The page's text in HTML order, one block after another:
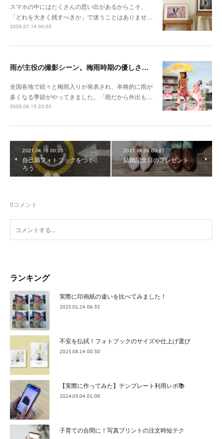
スマホの中にはたくさんの思い出があるからこそ、
「どれを大きく残すべきか」で迷うことはありませ…
2026.07.14 00:05
雨が主役の撮影シーン。梅雨時期の優しさを切り取る撮影テクニック
全国各地で続々と梅雨入りが発表され、本格的に雨が
多くなる季節がやってきました。「雨だから外出も…
2026.06.15 23:50
2021.04.16 00:05
自己満フォトブックをつく
ろう
2021.04.06 00:47
結婚記念日のプレゼント
0コメント
ランキング
実際に印画紙の違いを比べてみました！
2025.01.24 06:35
不安を払拭！フォトブックのサイズや仕上げ選び
2025.08.14 00:30
【実際に作ってみた】テンプレート利用レポ📚
2024.03.04 01:00
子育ての合間に！写真プリントの注文時短テク